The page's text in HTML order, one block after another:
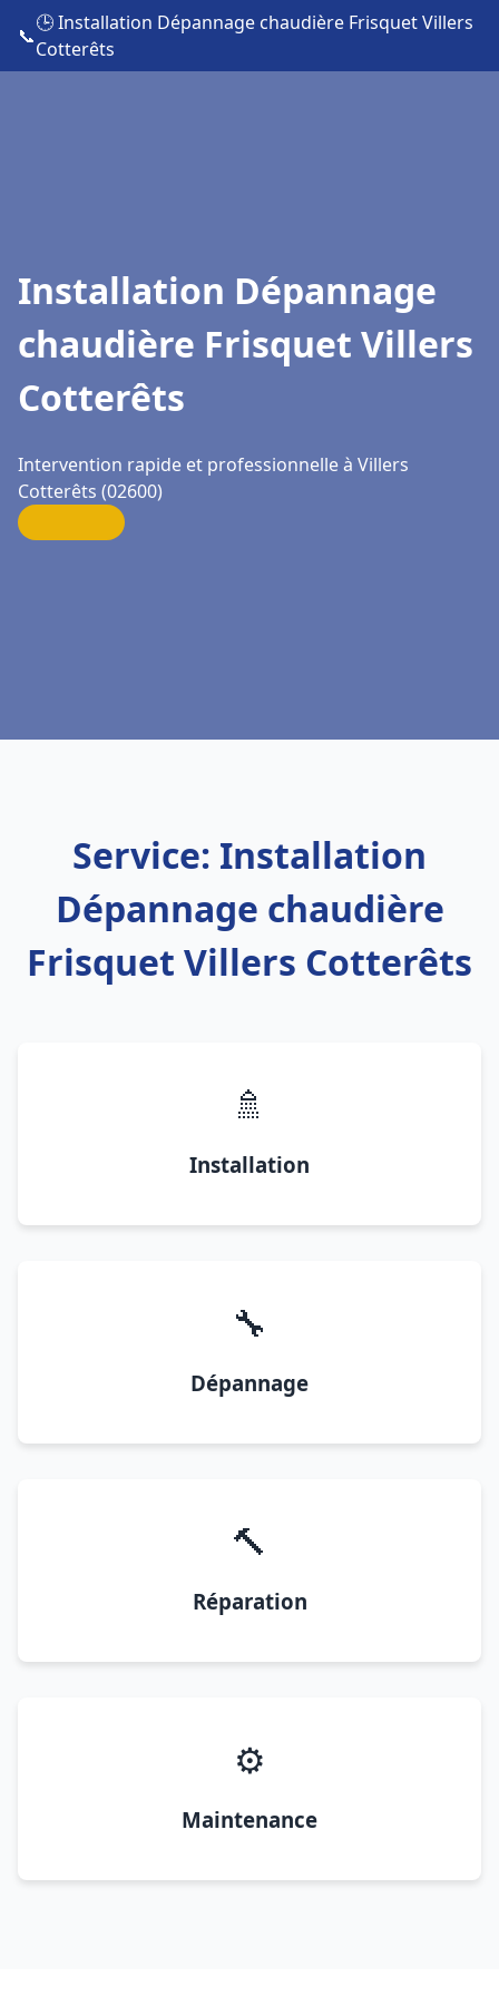
📞
🕒 Installation Dépannage chaudière Frisquet Villers
Cotterêts
Installation Dépannage
chaudière Frisquet Villers
Cotterêts
Intervention rapide et professionnelle à Villers
Cotterêts (02600)
Service: Installation
Dépannage chaudière
Frisquet Villers Cotterêts
🚿
Installation
🔧
Dépannage
🔨
Réparation
⚙️
Maintenance